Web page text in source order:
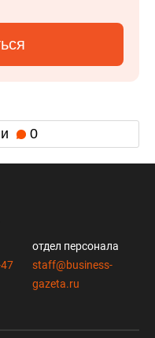
0
отдел персонала
staff@business-
gazeta.ru